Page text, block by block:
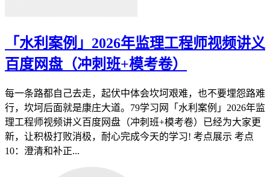
「水利案例」2026年监理工程师视频讲义
百度网盘（冲刺班+模考卷）
每一条路都自己去走，起伏中体会坎坷艰难，也不要埋怨路难
行，坎坷后面就是康庄大道。79学习网「水利案例」2026年监
理工程师视频讲义百度网盘（冲刺班+模考卷）已经为大家更
新，让积极打败消极，耐心完成今天的学习! 考点展示 考点
10：澄清和补正...